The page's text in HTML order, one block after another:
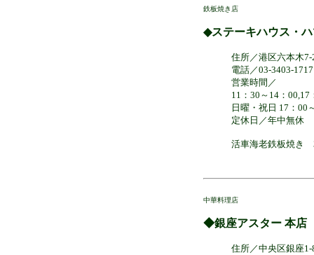
鉄板焼き店
◆ステーキハウス・
住所／港区六本木
電話／03-3403-1717
営業時間／
11：30～14：00,17
日曜・祝日 17：00
定休日／年中無休
活車海老鉄板焼き
中華料理店
◆銀座アスター 本店
住所／中央区銀座1-